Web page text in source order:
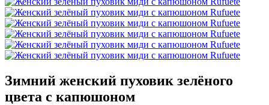
Зимний женский пуховик зелёного
цвета с капюшоном